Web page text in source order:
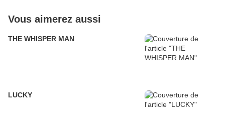
Vous aimerez aussi
THE WHISPER MAN
LUCKY